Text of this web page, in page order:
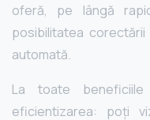
oferă, pe lângă
posibilitatea
automată.
La toate
eficientizarea: poți